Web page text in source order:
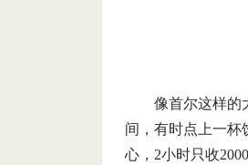
像首尔这样的
间，有时点上一杯
心，2小时只收